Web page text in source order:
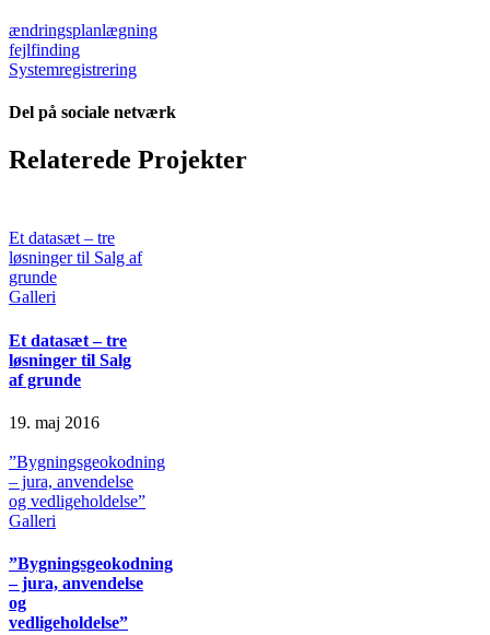
ændringsplanlægning
fejlfinding
Systemregistrering
Del på sociale netværk
Facebook
X
LinkedIn
E-
mail
Relaterede Projekter
Et datasæt – tre
løsninger til Salg af
grunde
Galleri
Et datasæt – tre
løsninger til Salg
af grunde
19. maj 2016
”Bygningsgeokodning
– jura, anvendelse
og vedligeholdelse”
Galleri
”Bygningsgeokodning
– jura, anvendelse
og
vedligeholdelse”